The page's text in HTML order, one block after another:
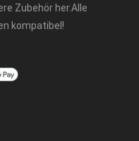
Zubehör her.Alle
kompatibel!